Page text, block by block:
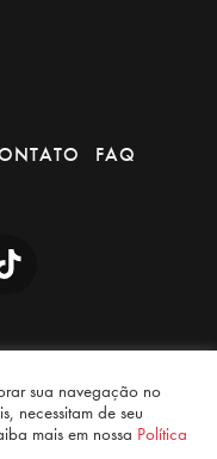
FAQ
sua navegação no
necessitam de seu
mais em nossa Política